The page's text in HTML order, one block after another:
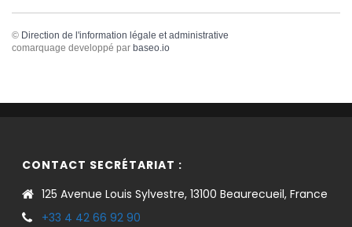
© Direction de l'information légale et administrative
comarquage developpé par baseo.io
CONTACT SECRÉTARIAT :
125 Avenue Louis Sylvestre, 13100 Beaurecueil, France
+33 4 42 66 92 90